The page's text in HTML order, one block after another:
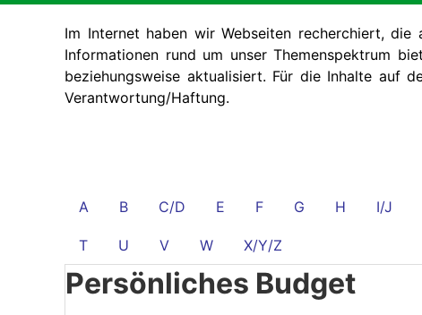
unserer
Arbeit
Das
tun
wir
Mehr
als
Geld
wissen
Sprache)
Gute
Beispiele
Blog
der
KSL.NRW
Im Internet haben wir Webseiten recherchiert,
Informationen rund um unser Themenspektrum
beziehungsweise aktualisiert. Für die Inhalte auf
Verantwortung/Haftung.
A B C/D E F G H I/J
T U V W X/Y/Z
Persönliches Budget